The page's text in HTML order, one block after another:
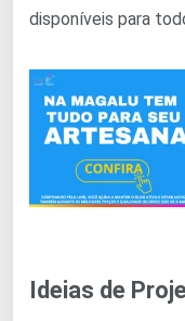
disponíveis para
Ideias de